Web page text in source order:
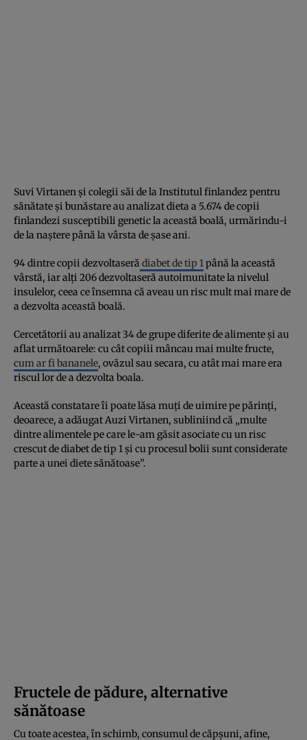
Suvi Virtanen și colegii săi de la Institutul finlandez pentru
sănătate și bunăstare au analizat dieta a 5.674 de copii
finlandezi susceptibili genetic la această boală, urmărindu-i
de la naștere până la vârsta de șase ani.
94 dintre copii dezvoltaseră diabet de tip 1până la această
vârstă, iar alți 206 dezvoltaseră autoimunitate la nivelul
insulelor, ceea ce însemna că aveau un risc mult mai mare de
a dezvolta această boală.
Cercetătorii au analizat 34 de grupe diferite de alimente și au
aflat următoarele: cu cât copiii mâncau mai multe fructe,
cum ar fi bananele, ovăzul sau secara, cu atât mai mare era
riscul lor de a dezvolta boala.
Această constatare îi poate lăsa muți de uimire pe părinți,
deoarece, a adăugat Auzi Virtanen, subliniind că „multe
dintre alimentele pe care le-am găsit asociate cu un risc
crescut de diabet de tip 1 și cu procesul bolii sunt considerate
parte a unei diete sănătoase”.
Fructele de pădure, alternative
sănătoase
Cu toate acestea, în schimb, consumul de căpșuni, afine,